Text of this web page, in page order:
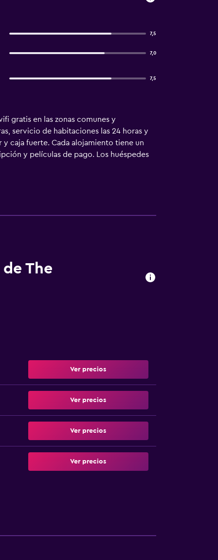
7,5
7,0
7,5
gratis en las zonas comunes y
servicio de habitaciones las 24 horas y
caja fuerte. Cada alojamiento tiene un
y películas de pago. Los huéspedes
The
Ver precios
Ver precios
Ver precios
Ver precios